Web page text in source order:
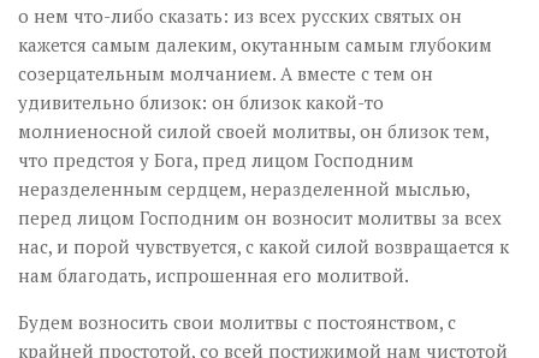
о нем что-либо сказать: из всех русских святых он
кажется самым далеким, окутанным самым глубоким
созерцательным молчанием. А вместе с тем он
удивительно близок: он близок какой-то
молниеносной силой своей молитвы, он близок тем,
что предстоя у Бога, пред лицом Господним
неразделенным сердцем, неразделенной мыслью,
перед лицом Господним он возносит молитвы за всех
нас, и порой чувствуется, с какой силой возвращается к
нам благодать, испрошенная его молитвой.
Будем возносить свои молитвы с постоянством, с
крайней простотой, со всей постижимой нам чистотой